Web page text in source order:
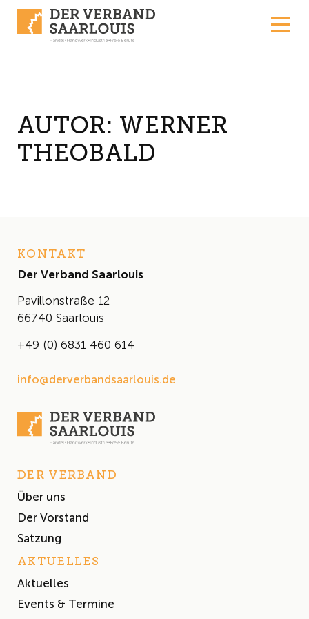
AUTOR: WERNER
THEOBALD
KONTAKT
Der Verband Saarlouis
Pavillonstraße 12
66740 Saarlouis
+49 (0) 6831 460 614
info@derverbandsaarlouis.de
DER VERBAND
Über uns
Der Vorstand
Satzung
AKTUELLES
Aktuelles
Events & Termine